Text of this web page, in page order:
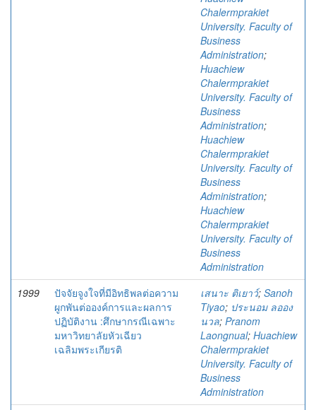
Chalermprakiet
University. Faculty of
Business
Administration;
Huachiew
Chalermprakiet
University. Faculty of
Business
Administration;
Huachiew
Chalermprakiet
University. Faculty of
Business
Administration;
Huachiew
Chalermprakiet
University. Faculty of
Business
Administration
1999
ปัจจัยจูงใจที่มีอิทธิพลต่อความ
ผูกพันต่อองค์การและผลการ
ปฏิบัติงาน :ศึกษากรณีเฉพาะ
มหาวิทยาลัยหัวเฉียว
เฉลิมพระเกียรติ
เสนาะ ติเยาว์; Sanoh
Tiyao; ประนอม ลออง
นวล; Pranom
Laongnual; Huachiew
Chalermprakiet
University. Faculty of
Business
Administration